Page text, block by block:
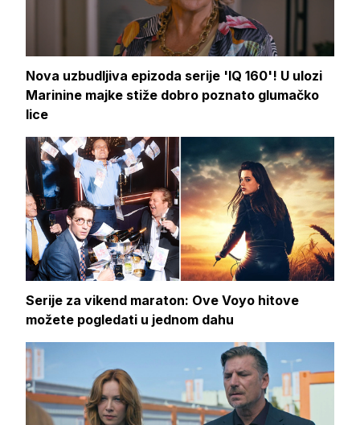
Nova uzbudljiva epizoda serije 'IQ 160'! U ulozi
Marinine majke stiže dobro poznato glumačko
lice
Serije za vikend maraton: Ove Voyo hitove
možete pogledati u jednom dahu